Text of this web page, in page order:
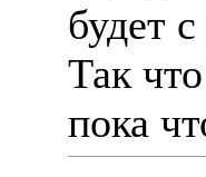
будет
Так
пока